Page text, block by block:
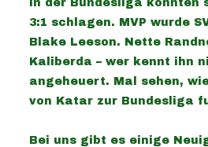
In der Bundesliga konnten
3:1 schlagen. MVP wurde
Blake Leeson. Nette
Kaliberda – wer kennt ihn
angeheuert. Mal sehen,
von Katar zur Bundesliga
Bei uns gibt es einige